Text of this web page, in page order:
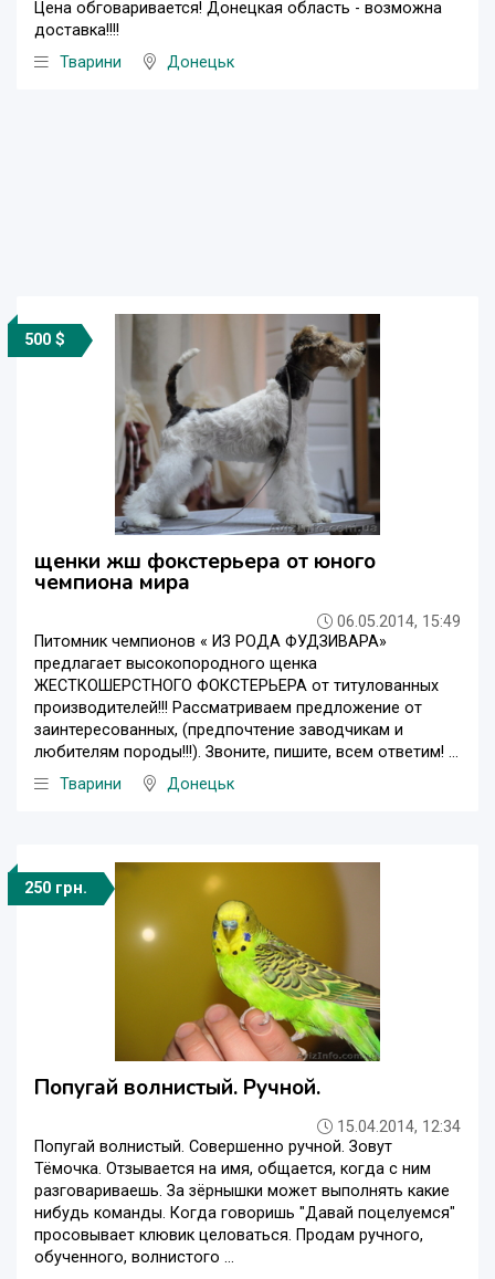
Цена обговаривается! Донецкая область - возможна
доставка!!!!
Тварини
Донецьк
500 $
щенки жш фокстерьера от юного
чемпиона мира
06.05.2014, 15:49
Питомник чемпионов « ИЗ РОДА ФУДЗИВАРА»
предлагает высокопородного щенка
ЖЕСТКОШЕРСТНОГО ФОКСТЕРЬЕРА от титулованных
производителей!!! Рассматриваем предложение от
заинтересованных, (предпочтение заводчикам и
любителям породы!!!). Звоните, пишите, всем ответим! ...
Тварини
Донецьк
250 грн.
Попугай волнистый. Ручной.
15.04.2014, 12:34
Попугай волнистый. Совершенно ручной. Зовут
Тёмочка. Отзывается на имя, общается, когда с ним
разговариваешь. За зёрнышки может выполнять какие
нибудь команды. Когда говоришь "Давай поцелуемся"
просовывает клювик целоваться. Продам ручного,
обученного, волнистого ...